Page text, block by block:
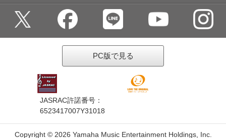
PC版で見る
JASRAC許諾番号：
6523417007Y31018
Copyright © 2026 Yamaha Music Entertainment Holdings, Inc.